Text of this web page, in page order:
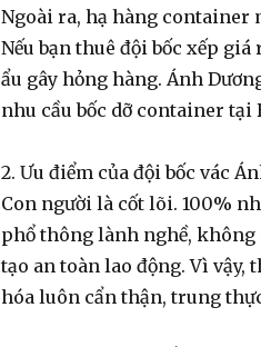
Ngoài ra, hạ hàng container
Nếu bạn thuê đội bốc xếp giá
ẩu gây hỏng hàng. Ánh
nhu cầubốc dỡ container tại
2. Ưu điểm của đội bốc vác
Con người là cốt lõi. 100%
phổ thông lành nghề, không
tạo an toàn lao động. Vì vậy,
hóaluôn cẩn thận, trung